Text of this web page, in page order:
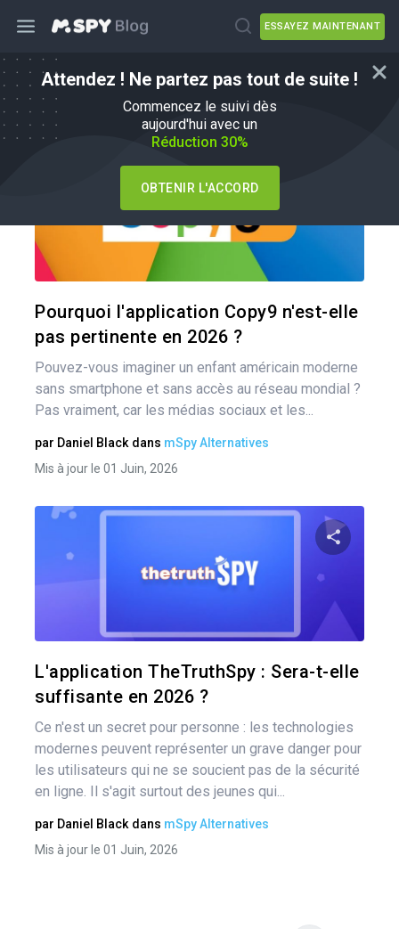
ESSAYEZ MAINTENANT
Attendez ! Ne partez pas tout de suite !
Commencez le suivi dès
aujourd'hui avec un
Réduction 30%
OBTENIR L'ACCORD
mSpy Alternatives
Pourquoi l'application Copy9 n'est-elle
pas pertinente en 2026 ?
Pouvez-vous imaginer un enfant américain moderne
sans smartphone et sans accès au réseau mondial ?
Pas vraiment, car les médias sociaux et les...
par Daniel Black dans mSpy Alternatives
Mis à jour le 01 Juin, 2026
L'application TheTruthSpy : Sera-t-elle
suffisante en 2026 ?
Ce n'est un secret pour personne : les technologies
modernes peuvent représenter un grave danger pour
les utilisateurs qui ne se soucient pas de la sécurité
en ligne. Il s'agit surtout des jeunes qui...
par Daniel Black dans mSpy Alternatives
Mis à jour le 01 Juin, 2026